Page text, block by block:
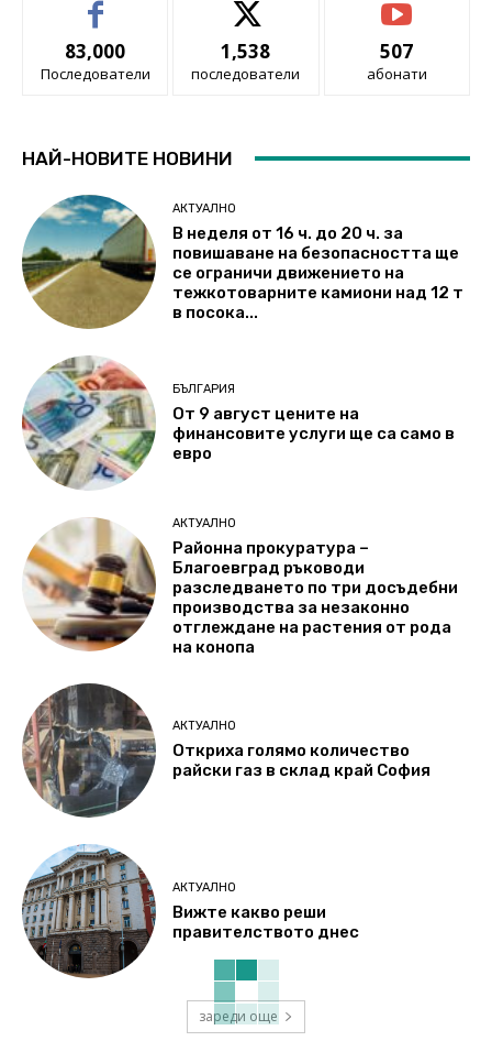
83,000
Последователи
1,538
последователи
507
абонати
НАЙ-НОВИТЕ НОВИНИ
АКТУАЛНО
В неделя от 16 ч. до 20 ч. за
повишаване на безопасността ще
се ограничи движението на
тежкотоварните камиони над 12 т
в посока...
БЪЛГАРИЯ
От 9 август цените на
финансовите услуги ще са само в
евро
АКТУАЛНО
Районна прокуратура –
Благоевград ръководи
разследването по три досъдебни
производства за незаконно
отглеждане на растения от рода
на конопа
АКТУАЛНО
Откриха голямо количество
райски газ в склад край София
АКТУАЛНО
Вижте какво реши
правителството днес
зареди още